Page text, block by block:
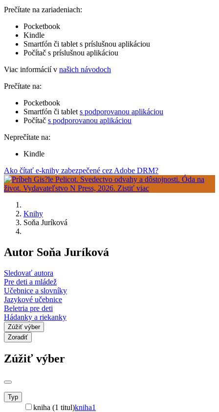
Prečítate na zariadeniach:
Pocketbook
Kindle
Smartfón či tablet s príslušnou aplikáciou
Počítač s príslušnou aplikáciou
Viac informácií v našich návodoch
Prečítate na:
Pocketbook
Smartfón či tablet s podporovanou aplikáciou
Počítač s podporovanou aplikáciou
Neprečítate na:
Kindle
Ako čítať e-knihy zabezpečené cez Adobe DRM?
Knihy
Soňa Juríková
Autor Soňa Juríková
Sledovať autora
Pre deti a mládež
Učebnice a slovníky
Jazykové učebnice
Beletria pre deti
Hádanky a riekanky
Zúžiť výber
Zoradiť
Zúžiť výber
Typ
kniha (1 titul)kniha1